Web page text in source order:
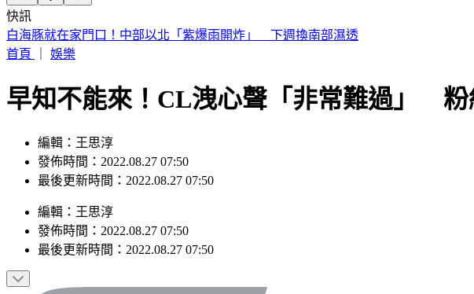
快訊
《夏日活動》花蓮FUN暑假 即將成真火舞秀 加碼重現
首頁
娛樂
早知不能來！CL洩心聲「非常難過」 粉
編輯：王思淳
發佈時間：2022.08.27 07:50
最後更新時間：2022.08.27 07:50
編輯 ： 王思淳
發佈時間： 2022.08.27 07:50
最後更新時間： 2022.08.27 07:50